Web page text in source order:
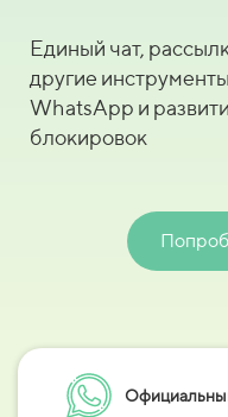
Единый чат,
другие
WhatsApp и
блокировок